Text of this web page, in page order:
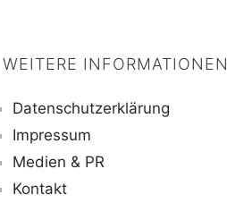
WEITERE INFORMATIONEN
Datenschutzerklärung
Impressum
Medien & PR
Kontakt